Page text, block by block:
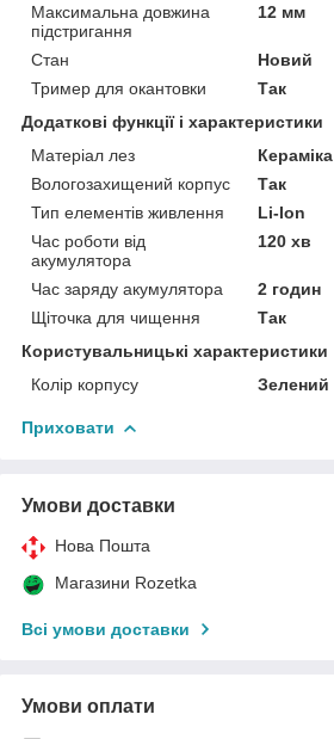
Максимальна довжина
підстригання
12 мм
Стан
Новий
Тример для окантовки
Так
Додаткові функції і характеристики
Матеріал лез
Кераміка
Вологозахищений корпус
Так
Тип елементів живлення
Li-Ion
Час роботи від
акумулятора
120 хв
Час заряду акумулятора
2 годин
Щіточка для чищення
Так
Користувальницькі характеристики
Колір корпусу
Зелений
Приховати
Умови доставки
Нова Пошта
Магазини Rozetka
Всі умови доставки
Умови оплати